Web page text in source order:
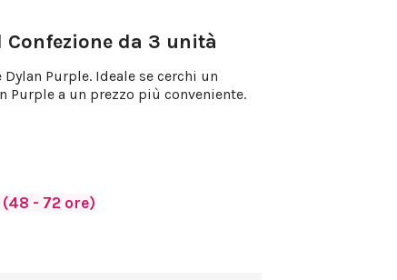
da 3 unità
Purple. Ideale se cerchi un
Purple a un prezzo più conveniente.
- 72 ore)